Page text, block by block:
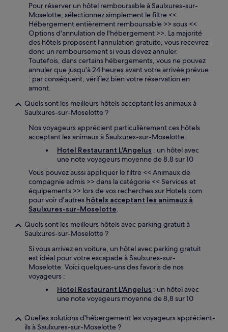
Pour réserver un hôtel remboursable à Saulxures-sur-
Moselotte, sélectionnez simplement le filtre <<
Hébergement entièrement remboursable >> sous <<
Options d'annulation de l'hébergement >>. La majorité
des hôtels proposent l'annulation gratuite, vous recevrez
donc un remboursement si vous devez annuler.
Toutefois, dans certains hébergements, vous ne pouvez
annuler que jusqu'à 24 heures avant votre arrivée prévue
: par conséquent, vérifiez bien votre réservation en
amont.
Quels sont les meilleurs hôtels acceptant les animaux à
Saulxures-sur-Moselotte ?
Nos voyageurs apprécient particulièrement ces hôtels
acceptant les animaux à Saulxures-sur-Moselotte :
Hotel Restaurant L'Angelus : un hôtel avec
une note voyageurs moyenne de 8,8 sur 10
Vous pouvez aussi appliquer le filtre << Animaux de
compagnie admis >> dans la catégorie << Services et
équipements >> lors de vos recherches sur Hotels.com
pour voir d'autres hôtels acceptant les animaux à
Saulxures-sur-Moselotte.
Quels sont les meilleurs hôtels avec parking gratuit à
Saulxures-sur-Moselotte ?
Si vous arrivez en voiture, un hôtel avec parking gratuit
est idéal pour votre escapade à Saulxures-sur-
Moselotte. Voici quelques-uns des favoris de nos
voyageurs :
Hotel Restaurant L'Angelus : un hôtel avec
une note voyageurs moyenne de 8,8 sur 10
Quelles solutions d'hébergement les voyageurs apprécient-
ils à Saulxures-sur-Moselotte ?